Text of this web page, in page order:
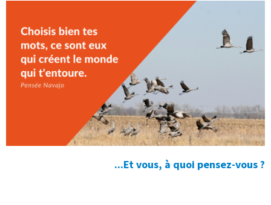
...Et vous, à quoi pensez-vous ?